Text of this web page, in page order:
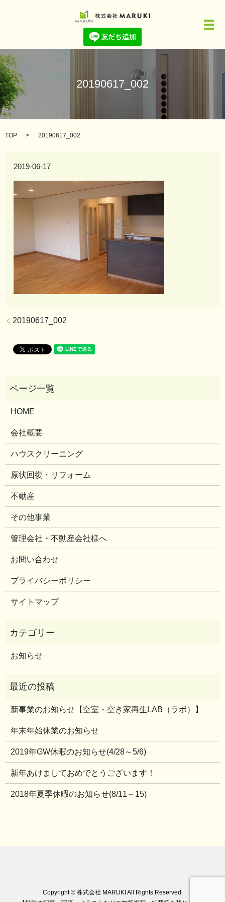
メ
20190617_002
TOP 20190617_002
2019-06-17
20190617_002
HOME
会社概要
ハウスクリーニング
原状回復・リフォーム
不動産
その他事業
管理会社・不動産会社様へ
お問い合わせ
プライバシーポリシー
サイトマップ
お知らせ
新事業のお知らせ【空室・空き家再生LAB（ラボ）】
年末年始休業のお知らせ
2019年GW休暇のお知らせ(4/28～5/6)
新年あけましておめでとうございます！
2018年夏季休暇のお知らせ(8/11～15)
Copyright © 株式会社 MARUKI All Rights Reserved.